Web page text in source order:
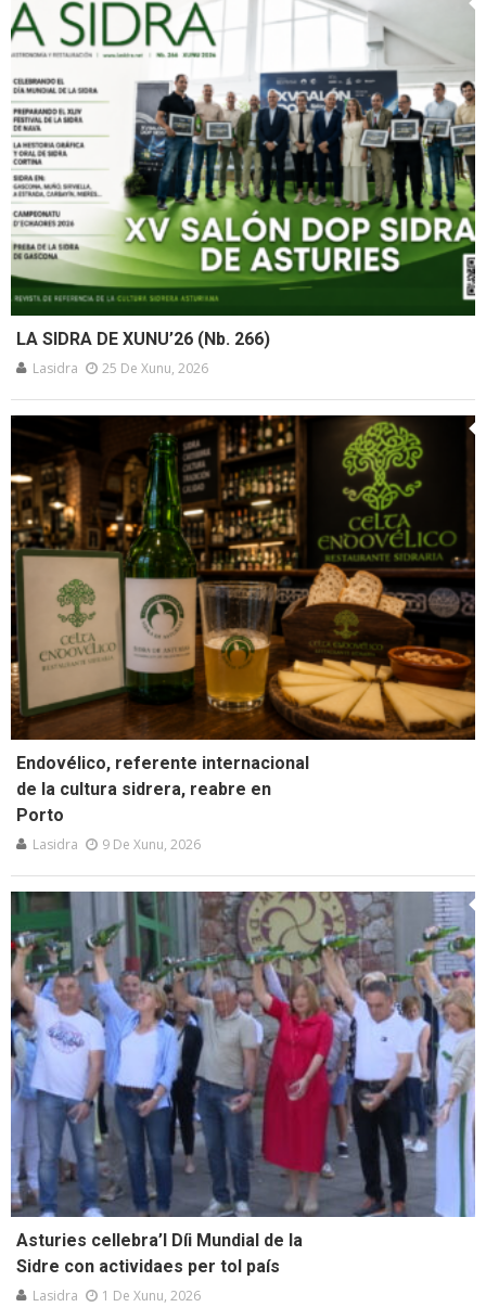
LA SIDRA DE XUNU’26 (Nb. 266)
Lasidra 25 De Xunu, 2026
Endovélico, referente internacional
de la cultura sidrera, reabre en
Porto
Lasidra 9 De Xunu, 2026
Asturies cellebra’l Díi Mundial de la
Sidre con actividaes per tol país
Lasidra 1 De Xunu, 2026